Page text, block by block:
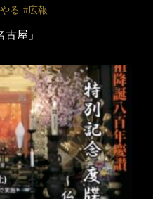
やる 広報
屋」